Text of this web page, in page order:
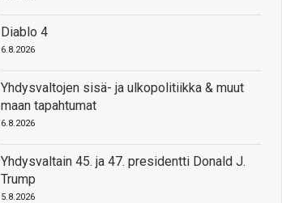
Diablo 4
6.8.2026
Yhdysvaltojen sisä- ja ulkopolitiikka & muut
maan tapahtumat
6.8.2026
Yhdysvaltain 45. ja 47. presidentti Donald J.
Trump
5.8.2026